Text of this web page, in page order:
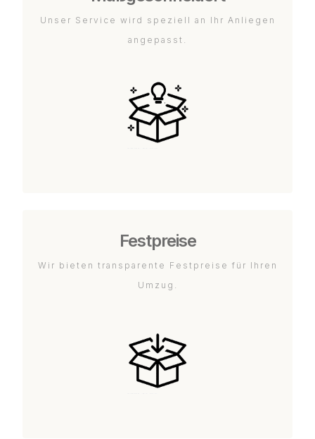
Unser Service wird speziell an Ihr Anliegen
angepasst.
Festpreise
Wir bieten transparente Festpreise für Ihren
Umzug.